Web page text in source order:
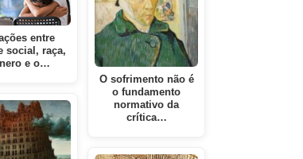
entre
social, raça,
e o…
O sofrimento não é
o fundamento
normativo da
crítica…